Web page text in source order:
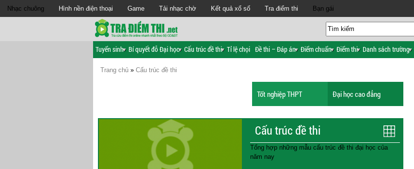
Nhạc chuông Hình nền điện thoại Game Tải nhạc chờ Kết quả xổ số Tra điểm thi Bạn gái
Tuyển sinh Bí quyết đỗ Đại học Cấu trúc đề thi Tỉ lệ chọi Đề thi – Đáp án Điểm chuẩn Điểm thi Danh sách trường
Trang chủ » Cấu trúc đề thi
Tốt nghiệp THPT Đại học cao đẳng
Cấu trúc đề thi
Tổng hợp những mẫu cấu trúc đề thi đại học của
năm nay